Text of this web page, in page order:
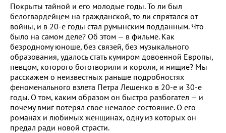
Покрыты тайной и его молодые годы. То ли был
белогвардейцем на гражданской, то ли спрятался от
войны, и в 20-е годы стал румынским подданным. Что
было на самом деле? Об этом — в фильме. Как
безродному юноше, без связей, без музыкального
образования, удалось стать кумиром довоенной Европы,
певцом, которого боготворили и короли, и нищие? Мы
расскажем о неизвестных раньше подробностях
феноменального взлета Петра Лешенко в 20-е и 30-е
годы. О том, каким образом он быстро разбогател — и
почему вмиг потерял свое немалое состояние. О его
романах и любимых женщинах, одну из которых он
предал ради новой страсти.